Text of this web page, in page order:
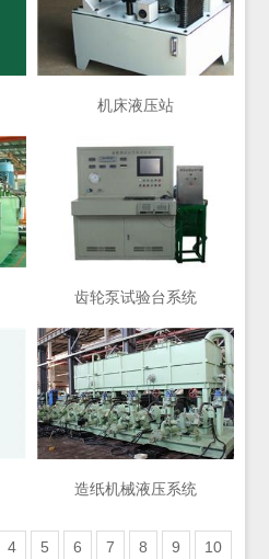
机床液压站
齿轮泵试验台系统
造纸机械液压系统
4 5 6 7 8 9 10